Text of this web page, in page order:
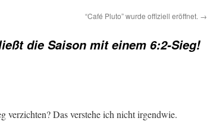
“Café Pluto” wurde offiziell eröffnet. →
die Saison mit einem 6:2-Sieg!
Das verstehe ich nicht irgendwie.